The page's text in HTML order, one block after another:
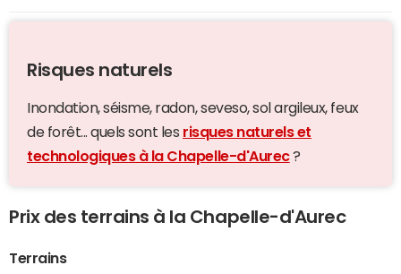
Risques naturels
Inondation, séisme, radon, seveso, sol argileux, feux
de forêt... quels sont les risques naturels et
technologiques à la Chapelle-d'Aurec?
Prix des terrains à la Chapelle-d'Aurec
Terrains